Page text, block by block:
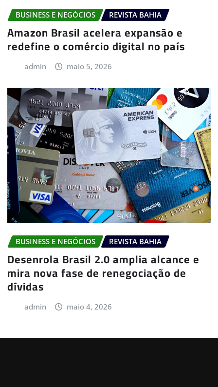
BUSINESS E NEGÓCIOS REVISTA BAHIA
Amazon Brasil acelera expansão e
redefine o comércio digital no país
admin maio 5, 2026
BUSINESS E NEGÓCIOS REVISTA BAHIA
Desenrola Brasil 2.0 amplia alcance e
mira nova fase de renegociação de
dívidas
admin maio 4, 2026